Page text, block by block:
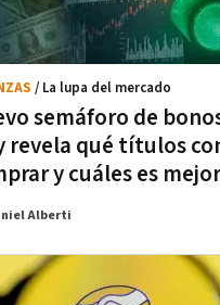
semáforo de
revela qué títulos
y cuáles es
/ La lupa del mercado
Alberti